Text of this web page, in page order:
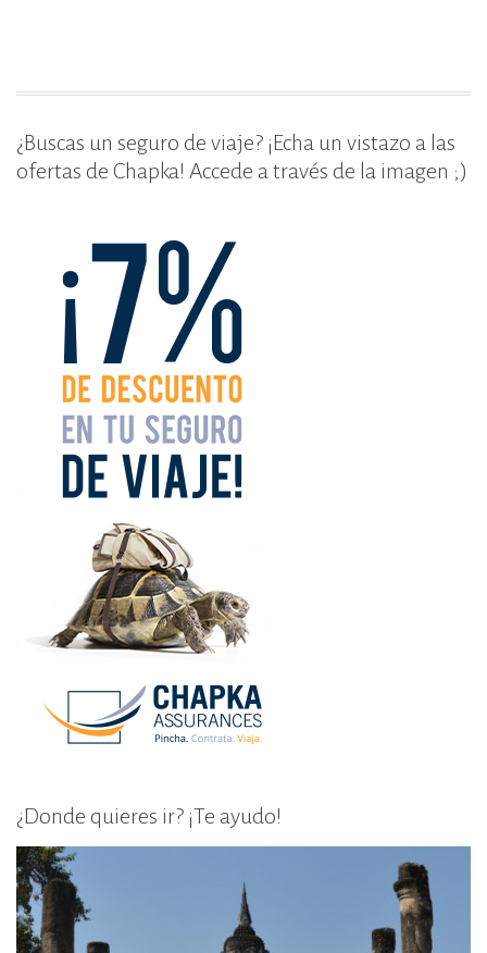
¿Buscas un seguro de viaje? ¡Echa un vistazo a las
ofertas de Chapka! Accede a través de la imagen ;)
¿Donde quieres ir? ¡Te ayudo!